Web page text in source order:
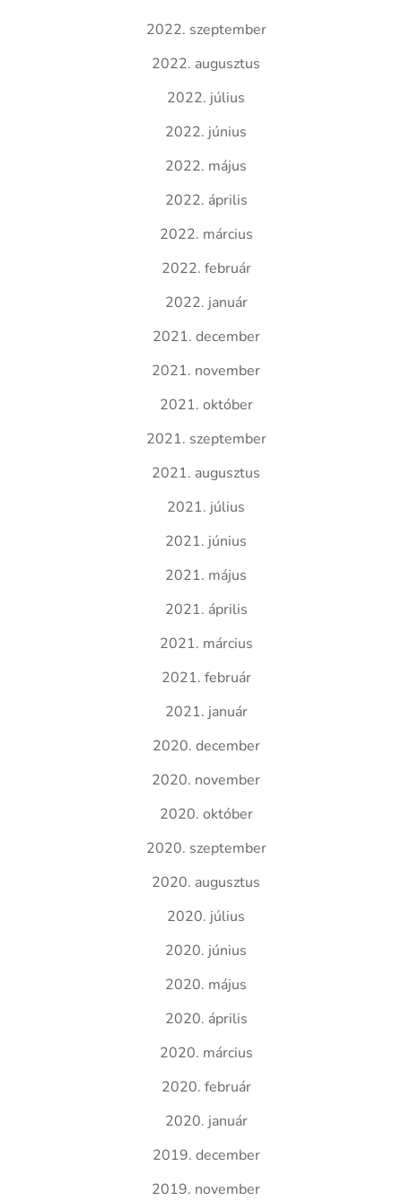
2022. szeptember
2022. augusztus
2022. július
2022. június
2022. május
2022. április
2022. március
2022. február
2022. január
2021. december
2021. november
2021. október
2021. szeptember
2021. augusztus
2021. július
2021. június
2021. május
2021. április
2021. március
2021. február
2021. január
2020. december
2020. november
2020. október
2020. szeptember
2020. augusztus
2020. július
2020. június
2020. május
2020. április
2020. március
2020. február
2020. január
2019. december
2019. november